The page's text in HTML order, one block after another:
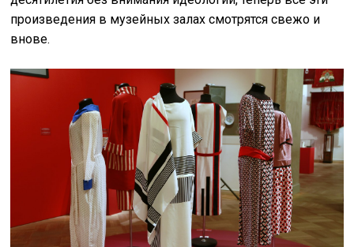
произведения в музейных залах смотрятся свежо и
внове.